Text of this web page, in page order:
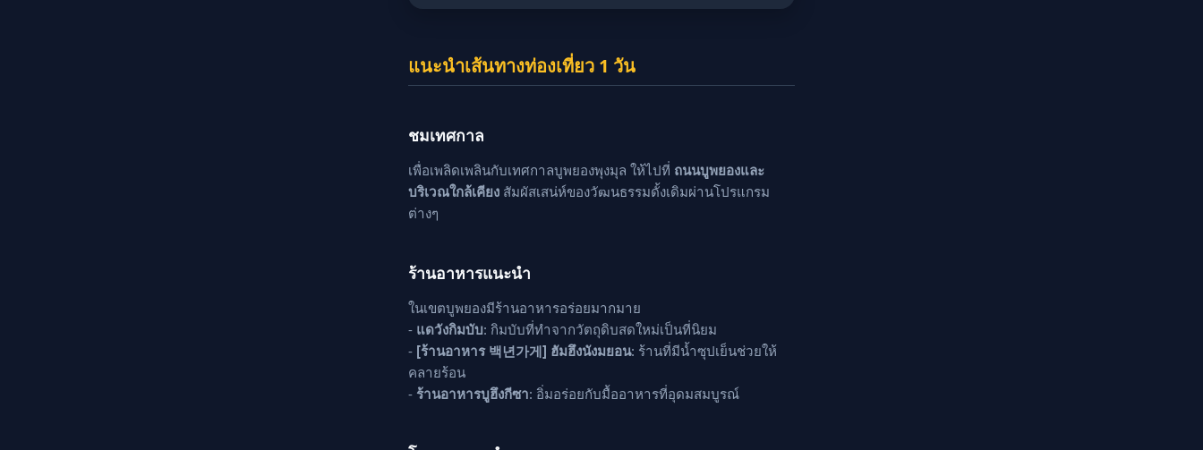
แนะนำเส้นทางท่องเที่ยว 1 วัน
ชมเทศกาล
เพื่อเพลิดเพลินกับเทศกาลบูพยองพุงมุล ให้ไปที่ ถนนบูพยองและ
บริเวณใกล้เคียง สัมผัสเสน่ห์ของวัฒนธรรมดั้งเดิมผ่านโปรแกรม
ต่างๆ
ร้านอาหารแนะนำ
ในเขตบูพยองมีร้านอาหารอร่อยมากมาย
- แดวังกิมบับ: กิมบับที่ทำจากวัตถุดิบสดใหม่เป็นที่นิยม
- [ร้านอาหาร 백년가게] ฮัมฮึงนังมยอน: ร้านที่มีน้ำซุปเย็นช่วยให้
คลายร้อน
- ร้านอาหารบูฮึงกีซา: อิ่มอร่อยกับมื้ออาหารที่อุดมสมบูรณ์